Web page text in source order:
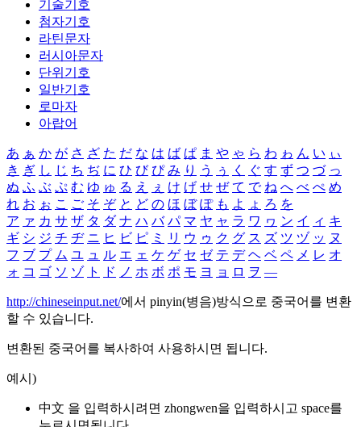
기술기호
첨자기호
라틴문자
러시아문자
단위기호
일반기호
로마자
아랍어
あ ぁ か が さ ざ た だ な は ば ぱ ま や ゃ ら わ ゎ ん い ぃ
き ぎ し じ ち ぢ に ひ び ぴ み り う ぅ く ぐ す ず つ づ っ
ぬ ふ ぶ ぷ む ゆ ゅ る え ぇ け げ せ ぜ て で ね へ べ ぺ め
れ お ぉ こ ご そ ぞ と ど の ほ ぼ ぽ も よ ょ ろ を
ア ァ カ サ ザ タ ダ ナ ハ バ パ マ ヤ ャ ラ ワ ヮ ン イ ィ キ
ギ シ ジ チ ヂ ニ ヒ ビ ピ ミ リ ウ ゥ ク グ ス ズ ツ ヅ ッ ヌ
フ ブ プ ム ユ ュ ル エ ェ ケ ゲ セ ゼ テ デ ヘ ベ ペ メ レ オ
ォ コ ゴ ソ ゾ ト ド ノ ホ ボ ポ モ ヨ ョ ロ ヲ ―
http://chineseinput.net/에서 pinyin(병음)방식으로 중국어를 변환
할 수 있습니다.
변환된 중국어를 복사하여 사용하시면 됩니다.
예시)
中文 을 입력하시려면 zhongwen을 입력하시고 space를